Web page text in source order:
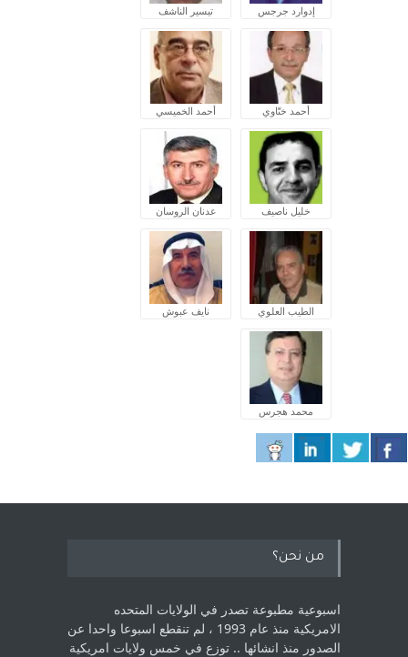
إدوارد جرجس تيسير الناشف
أحمد ختّاوي أحمد الخميسي
خليل ناصيف عدنان الروسان
الطيب العلوي نايف عبوش
محمد هجرس
من نحن؟
اسبوعية مطبوعة تصدر في الولايات المتحده
الامريكية منذ عام 1993 ، لم ‏تنقطع اسبوعا واحدا عن
الصدور منذ انشائها .. توزع في خمس ولايات امريكية